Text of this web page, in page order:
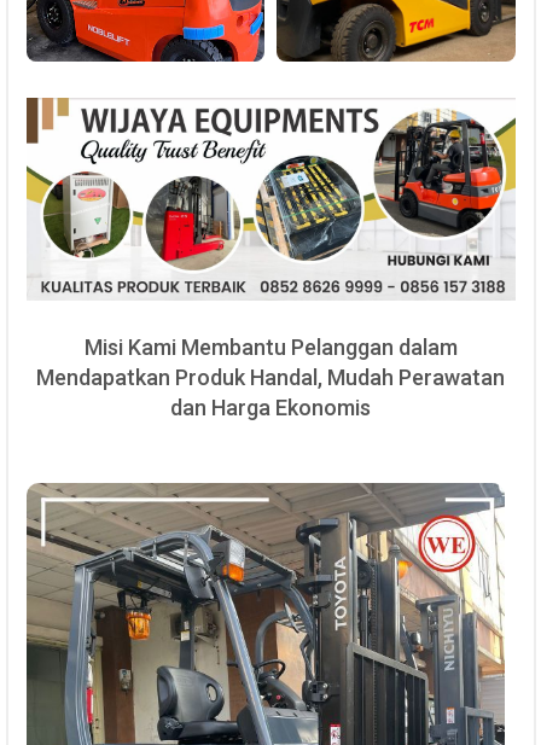
Misi Kami Membantu Pelanggan dalam
Mendapatkan Produk Handal, Mudah Perawatan
dan Harga Ekonomis